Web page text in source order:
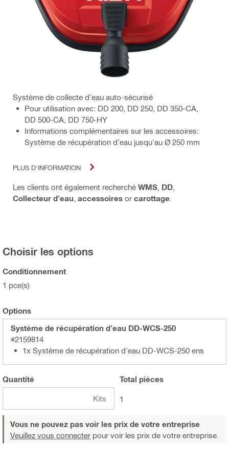
Système de collecte d’eau auto-sécurisé
Pour utilisation avec: DD 200, DD 250, DD 350-CA,
DD 500-CA, DD 750-HY
Informations complémentaires sur les accessoires:
Système de récupération d’eau jusqu'au Ø 250 mm
PLUS D'INFORMATION
Les clients ont également recherché WMS DD
Collecteur d'eau accessoires or carottage
Choisir les options
Conditionnement
1 pce(s)
Options
Système de récupération d'eau DD-WCS-250
#2159814
1x Système de récupération d'eau DD-WCS-250 ens
Quantité
Kits
Total pièces
1
Vous ne pouvez pas voir les prix de votre entreprise
Veuillez vous connecter pour voir les prix de votre entreprise.